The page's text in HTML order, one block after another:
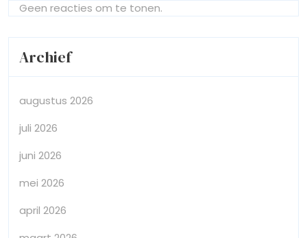
Geen reacties om te tonen.
Archief
augustus 2026
juli 2026
juni 2026
mei 2026
april 2026